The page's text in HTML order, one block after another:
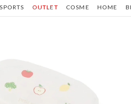
SPORTS COSME HOME
OUTLET